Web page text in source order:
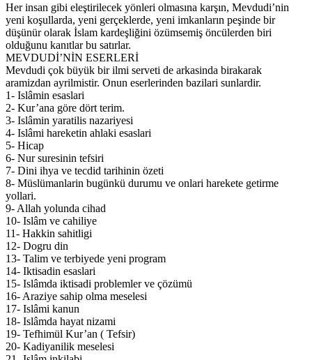
Her insan gibi eleştirilecek yönleri olmasına karşın, Mevdudi’nin
yeni koşullarda, yeni gerçeklerde, yeni imkanların peşinde bir
düşünür olarak İslam kardeşliğini özümsemiş öncülerden biri
olduğunu kanıtlar bu satırlar.
MEVDUDİ’NİN ESERLERİ
Mevdudi çok büyük bir ilmi serveti de arkasinda birakarak
aramizdan ayrilmistir. Onun eserlerinden bazilari sunlardir.
1- Islâmin esaslari
2- Kur’ana göre dört terim.
3- Islâmin yaratilis nazariyesi
4- Islâmi hareketin ahlaki esaslari
5- Hicap
6- Nur suresinin tefsiri
7- Dini ihya ve tecdid tarihinin özeti
8- Müslümanlarin bugünkü durumu ve onlari harekete getirme
yollari.
9- Allah yolunda cihad
10- Islâm ve cahiliye
11- Hakkin sahitligi
12- Dogru din
13- Talim ve terbiyede yeni program
14- Iktisadin esaslari
15- Islâmda iktisadi problemler ve çözümü
16- Araziye sahip olma meselesi
17- Islâmi kanun
18- Islâmda hayat nizami
19- Tefhimül Kur’an ( Tefsir)
20- Kadiyanilik meselesi